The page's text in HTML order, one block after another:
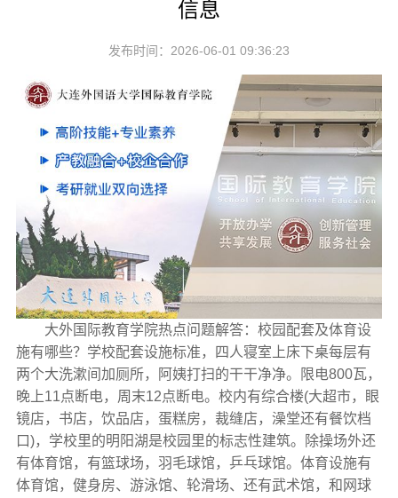
信息
发布时间：2026-06-01 09:36:23
大外国际教育学院热点问题解答：校园配套及体育设
施有哪些？学校配套设施标准，四人寝室上床下桌每层有
两个大洗漱间加厕所，阿姨打扫的干干净净。限电800瓦，
晚上11点断电，周末12点断电。校内有综合楼(大超市，眼
镜店，书店，饮品店，蛋糕房，裁缝店，澡堂还有餐饮档
口)，学校里的明阳湖是校园里的标志性建筑。除操场外还
有体育馆，有篮球场，羽毛球馆，乒乓球馆。体育设施有
体育馆，健身房、游泳馆、轮滑场、还有武术馆，和网球